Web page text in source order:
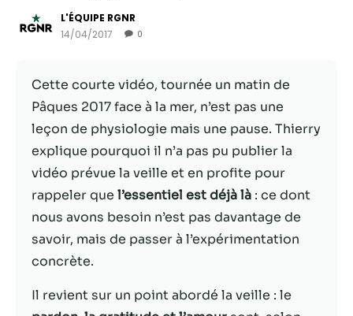
L'ÉQUIPE RGNR
14/04/2017
0
Cette courte vidéo, tournée un matin de
Pâques 2017 face à la mer, n’est pas une
leçon de physiologie mais une pause. Thierry
explique pourquoi il n’a pas pu publier la
vidéo prévue la veille et en profite pour
rappeler que l’essentiel est déjà là : ce dont
nous avons besoin n’est pas davantage de
savoir, mais de passer à l’expérimentation
concrète.
Il revient sur un point abordé la veille : le
Nécessaire
Ces cookies ne
sont pas
facultatifs. Ils
sont
nécessaires au